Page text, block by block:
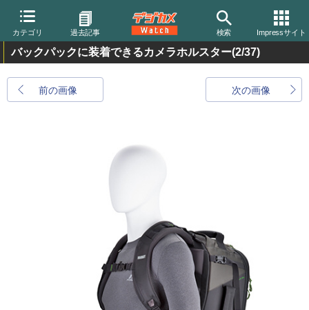
カテゴリ 過去記事 検索 Impressサイト
バックパックに装着できるカメラホルスター(2/37)
前の画像 次の画像